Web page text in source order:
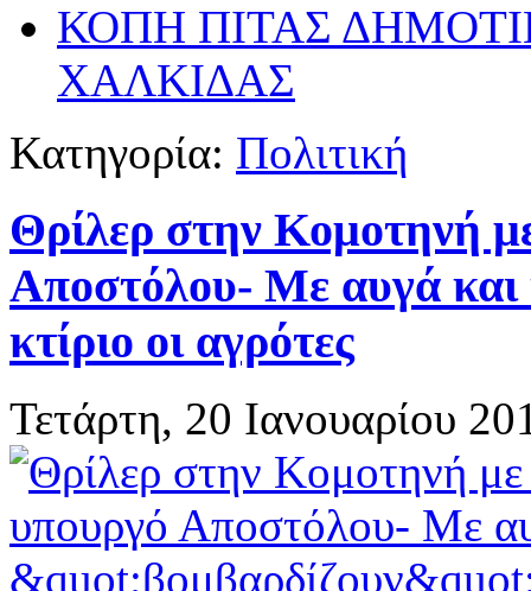
ΚΟΠΗ ΠΙΤΑΣ
ΧΑΛΚΙΔΑΣ
Κατηγορία: Πολιτική
Θρίλερ στην Κομοτηνή
Αποστόλου- Με αυγά και
κτίριο οι αγρότες
Τετάρτη, 20 Ιανουαρίου